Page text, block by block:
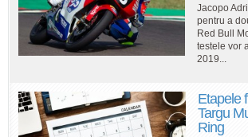
Jacopo
pentru a
Red Bull
testele vor
2019...
Etapele
Targu
Ring